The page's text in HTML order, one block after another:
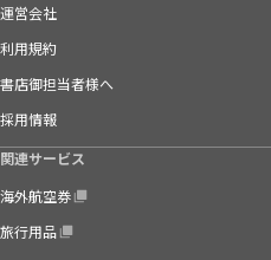
運営会社
利用規約
書店御担当者様へ
採用情報
関連サービス
海外航空券
旅行用品